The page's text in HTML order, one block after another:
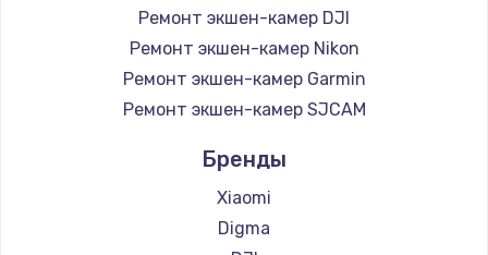
Заказать
Замена конфорки
Замена платы сенсора
900 руб.
Ремонт экшен-камер DJI
Ремонт экшен-камер Nikon
Ремонт экшен-камер Garmin
Ремонт экшен-камер SJCAM
Бренды
Xiaomi
Digma